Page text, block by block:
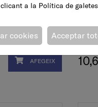
Ø20 x 2
AFEGEIX
a
a la Política de galetes
Acceptar
cookies